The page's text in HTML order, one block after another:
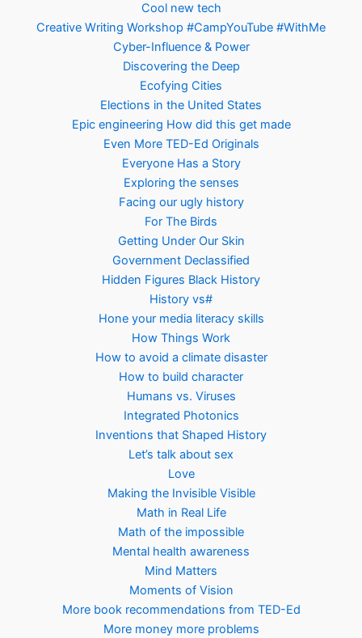
Cool new tech
Creative Writing Workshop #CampYouTube #WithMe
Cyber-Influence & Power
Discovering the Deep
Ecofying Cities
Elections in the United States
Epic engineering How did this get made
Even More TED-Ed Originals
Everyone Has a Story
Exploring the senses
Facing our ugly history
For The Birds
Getting Under Our Skin
Government Declassified
Hidden Figures Black History
History vs#
Hone your media literacy skills
How Things Work
How to avoid a climate disaster
How to build character
Humans vs. Viruses
Integrated Photonics
Inventions that Shaped History
Let’s talk about sex
Love
Making the Invisible Visible
Math in Real Life
Math of the impossible
Mental health awareness
Mind Matters
Moments of Vision
More book recommendations from TED-Ed
More money more problems